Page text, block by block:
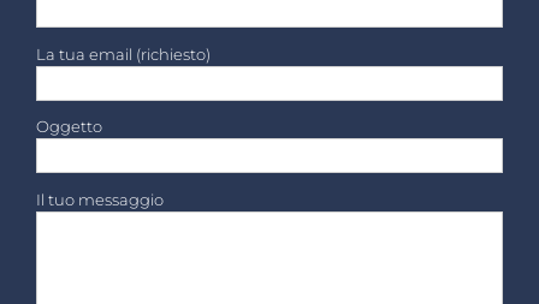
La tua email (richiesto)
Oggetto
Il tuo messaggio